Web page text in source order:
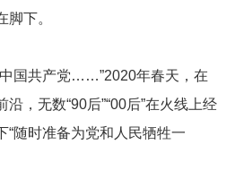
下。
国共产党……”2020年春天，在
，无数“90后”“00后”在火线上经
“随时准备为党和人民牺牲一